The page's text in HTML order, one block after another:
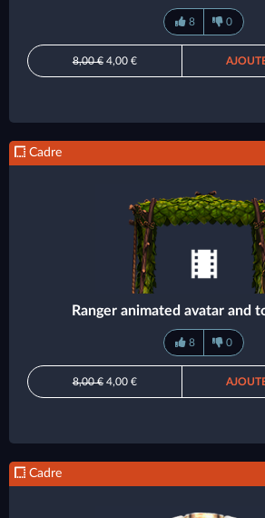
8 0
8,00 €4,00 €
Cadre
Ranger animated avatar and
8 0
8,00 €4,00 €
Cadre